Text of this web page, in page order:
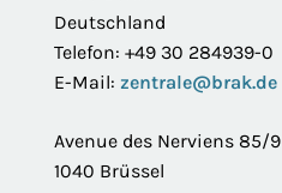
Deutschland
Telefon: +49 30 284939-0
E-Mail: zentrale@brak.de
Avenue des Nerviens 85/9
1040 Brüssel